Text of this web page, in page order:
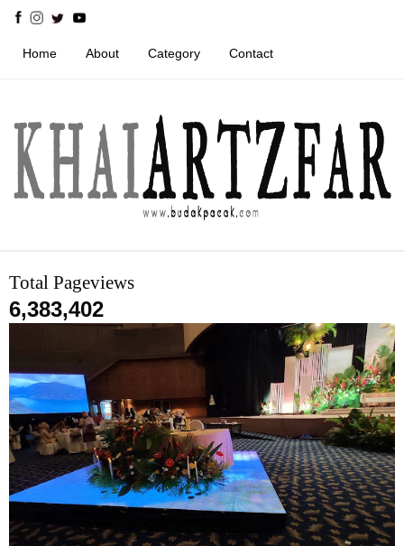
Home About Category Contact
Total Pageviews
6,383,402